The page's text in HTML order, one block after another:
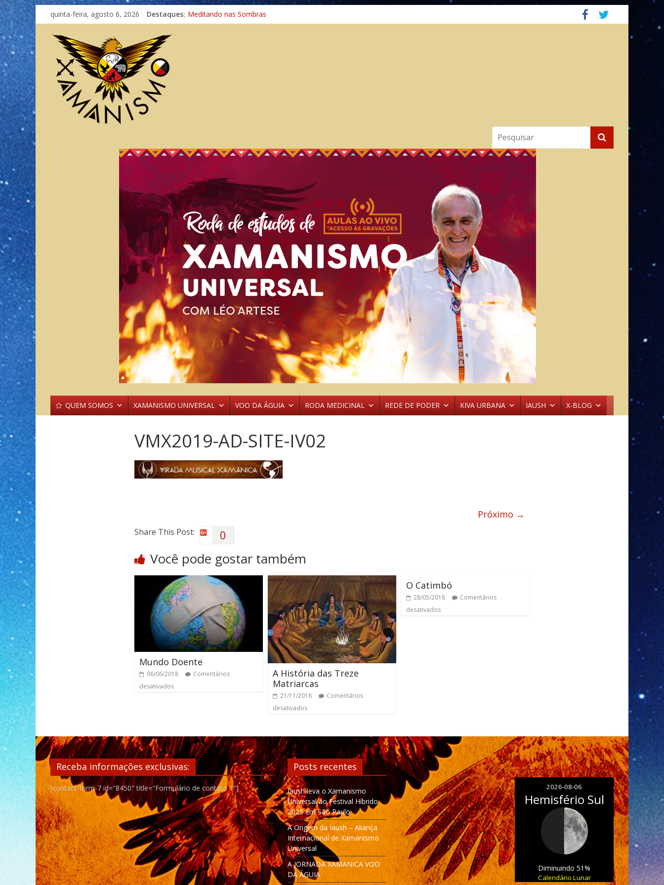
quinta-feira, agosto 6, 2026 Destaques: Meditando nas Sombras
Autosuficiência: A Jornada do Espírito Ancestral
QUEM SOMOS XAMANISMO UNIVERSAL VOO DA ÁGUIA RODA MEDICINAL REDE DE PODER KIVA URBANA IAUSH X-BLOG
VMX2019-AD-SITE-IV02
Próximo →
Share This Post: 0
Você pode gostar também
Mundo Doente
06/06/2018
Comentários
desativados
A História das Treze
Matriarcas
21/11/2018
Comentários
desativados
O Catimbó
28/05/2018
Comentários
desativados
Receba informações exclusivas:
[contact-form-7 id="8450" title="Formulário de contato 1"]
Posts recentes
Iaush leva o Xamanismo
Universal ao Festival Híbrido
2025 em São Paulo
A Origem da Iaush – Aliança
Internacional de Xamanismo
Universal
A JORNADA XAMANICA VOO
DA ÁGUIA
2026-08-06
Hemisfério Sul
Diminuindo 51%
Calendário Lunar